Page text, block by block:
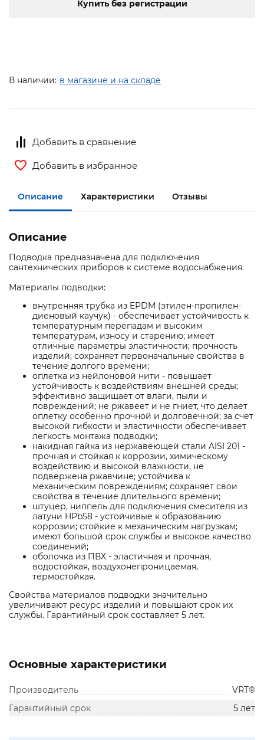
Купить без регистрации
В наличии: в магазине и на складе
Добавить в сравнение
Добавить в избранное
Описание Характеристики Отзывы
Описание
Подводка предназначена для подключения
сантехнических приборов к системе водоснабжения.
Материалы подводки:
внутренняя трубка из EPDM (этилен-пропилен-
диеновый каучук) - обеспечивает устойчивость к
температурным перепадам и высоким
температурам, износу и старению; имеет
отличные параметры эластичности; прочность
изделий; сохраняет первоначальные свойства в
течение долгого времени;
оплетка из нейлоновой нити - повышает
устойчивость к воздействиям внешней среды;
эффективно защищает от влаги, пыли и
повреждений; не ржавеет и не гниет, что делает
оплетку особенно прочной и долговечной; за счет
высокой гибкости и эластичности обеспечивает
легкость монтажа подводки;
накидная гайка из нержавеющей стали AISI 201 -
прочная и стойкая к коррозии, химическому
воздействию и высокой влажности, не
подвержена ржавчине; устойчива к
механическим повреждениям; сохраняет свои
свойства в течение длительного времени;
штуцер, ниппель для подключения смесителя из
латуни HPb58 - устойчивые к образованию
коррозии; стойкие к механическим нагрузкам;
имеют большой срок службы и высокое качество
соединений;
оболочка из ПВХ - эластичная и прочная,
водостойкая, воздухонепроницаемая,
термостойкая.
Свойства материалов подводки значительно
увеличивают ресурс изделий и повышают срок их
службы. Гарантийный срок составляет 5 лет.
Основные характеристики
Производитель
VRT®
Гарантийный срок
5 лет